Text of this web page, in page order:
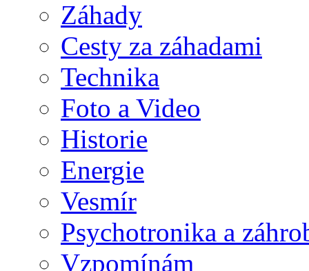
Záhady
Cesty za záhadami
Technika
Foto a Video
Historie
Energie
Vesmír
Psychotronika a
Vzpomínám